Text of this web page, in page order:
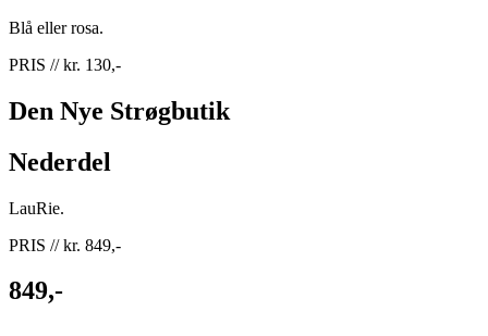
Blå eller rosa.
PRIS // kr. 130,-
Den Nye Strøgbutik
Nederdel
LauRie.
PRIS // kr. 849,-
849,-